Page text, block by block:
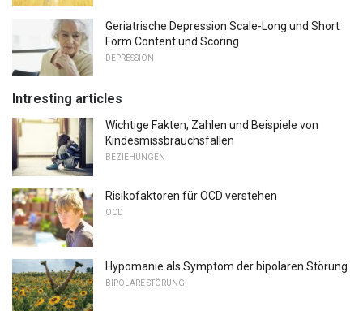
Geriatrische Depression Scale-Long und Short
Form Content und Scoring
DEPRESSION
Intresting articles
Wichtige Fakten, Zahlen und Beispiele von
Kindesmissbrauchsfällen
BEZIEHUNGEN
Risikofaktoren für OCD verstehen
OCD
Hypomanie als Symptom der bipolaren Störung
BIPOLARE STÖRUNG